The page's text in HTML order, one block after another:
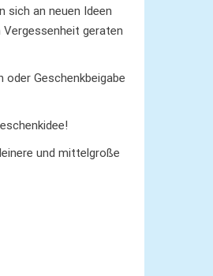
sich an neuen Ideen
geraten
Geschenkbeigabe
und mittelgroße